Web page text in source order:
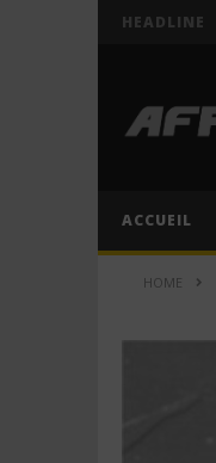
HEADLINE
ACCUEIL
HOME